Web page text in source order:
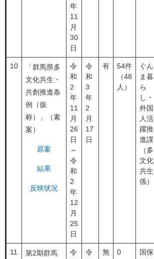
年
11
月
30
日
10
「群馬県多
文化共生・
共創推進条
例（仮
称）」（素
案）
原案
結果
反映状況
令
和
2
年
11
月
26
日
～
令
和
2
年
12
月
25
日
令
和
3
年
2
月
17
日
有
54件
（48
人）
ぐん
ま暮
ら
し・
外国
人活
躍推
進課
（多
文化
共生
係）
11
第2期群馬
令
令
無 0
国保